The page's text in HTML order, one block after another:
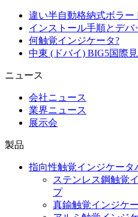
違い半自動格納式ボラー
インストール手順とデ
何触覚インジケータ?
中東 (ドバイ) BIG5国際
ニュース
会社ニュース
業界ニュース
展示会
製品
指向性触覚インジケータ
ステンレス鋼触覚
プ
真鍮触覚インジケ